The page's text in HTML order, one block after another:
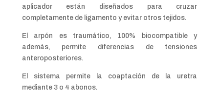
aplicador están diseñados para cruzar
completamente de ligamento y evitar otros tejidos.
El arpón es traumático, 100% biocompatible y
además, permite diferencias de tensiones
anteroposteriores.
El sistema permite la coaptación de la uretra
mediante 3 o 4 abonos.